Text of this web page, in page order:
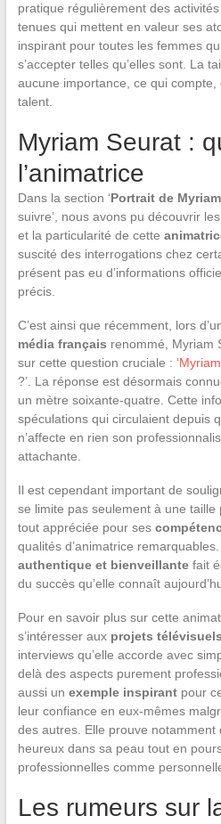
pratique régulièrement des
tenues qui mettent en valeur ses
inspirant pour toutes les femmes
s’accepter telles qu’elles sont. La
aucune importance, ce qui compte,
talent.
Myriam Seurat :
l’animatrice
Dans la section ‘Portrait de
suivre’, nous avons pu découvrir
et la particularité de cette
suscité des interrogations chez
présent pas eu d’informations
précis.
C’est ainsi que récemment, lors
média français renommé, Myriam
sur cette question cruciale : ‘
?’. La réponse est désormais
un mètre soixante-quatre. Cette
spéculations qui circulaient depuis
n’affecte en rien son
attachante.
Il est cependant important de
se limite pas seulement à une
tout appréciée pour ses
qualités d’animatrice remarquables.
authentique et bienveillantefait
du succès qu’elle connaît
Pour en savoir plus sur cette
s’intéresser aux projets télévisuels
interviews qu’elle accorde avec
delà des aspects purement
aussi un exemple inspirantpour
leur confiance en eux-mêmes
des autres. Elle prouve notamment
heureux dans sa peau tout en
professionnelles comme
Les rumeurs sur